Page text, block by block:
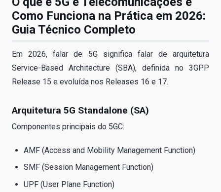
Como Funciona na Prática em 2026:
Guia Técnico Completo
Em 2026, falar de 5G significa falar de arquitetura
Service-Based Architecture (SBA), definida no 3GPP
Release 15 e evoluída nos Releases 16 e 17.
Arquitetura 5G Standalone (SA)
Componentes principais do 5GC:
AMF (Access and Mobility Management Function)
SMF (Session Management Function)
UPF (User Plane Function)